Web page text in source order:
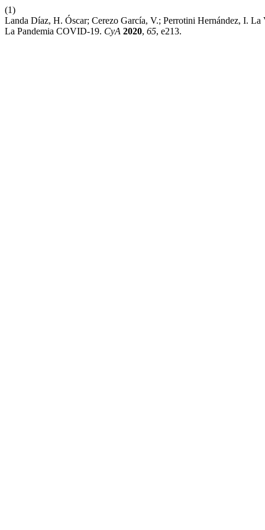
(1)
Landa Díaz, H. Óscar; Cerezo García, V.; Perrotini Hernández, I.
La Pandemia COVID-19. CyA 2020, 65, e213.